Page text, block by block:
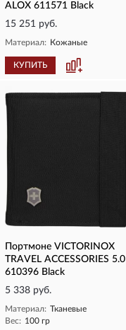
ALOX 611571 Black
15 251 руб.
Материал: Кожаные
КУПИТЬ
Портмоне VICTORINOX
TRAVEL ACCESSORIES 5.0
610396 Black
5 338 руб.
Материал: Тканевые
Вес: 100 гр